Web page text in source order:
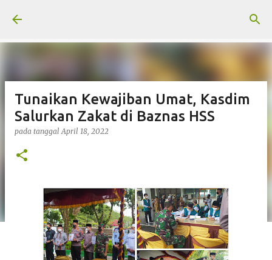
Tunaikan Kewajiban Umat, Kasdim
Salurkan Zakat di Baznas HSS
pada tanggalApril 18, 2022